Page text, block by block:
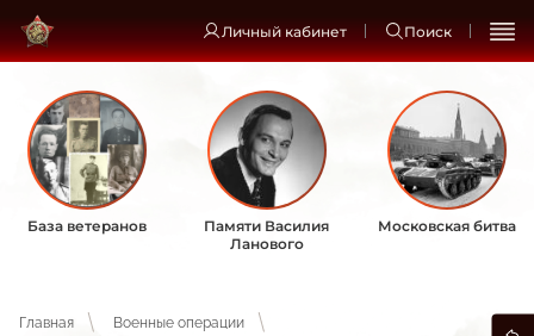
Личный кабинет Поиск
База ветеранов
Памяти Василия
Ланового
Московская битва
Главная
Военные операции